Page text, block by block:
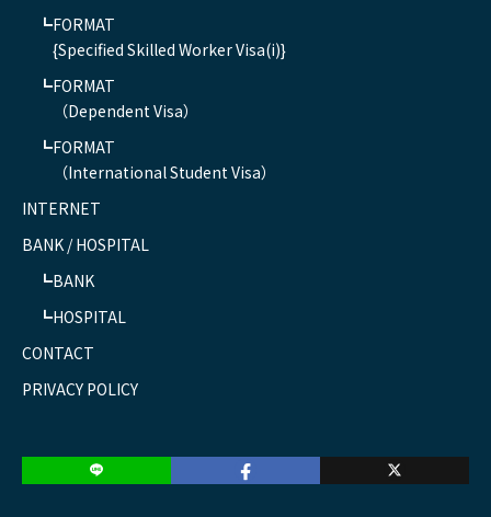
FORMAT
{Specified Skilled Worker Visa(i)}
FORMAT
（Dependent Visa）
FORMAT
（International Student Visa）
INTERNET
BANK / HOSPITAL
BANK
HOSPITAL
CONTACT
PRIVACY POLICY